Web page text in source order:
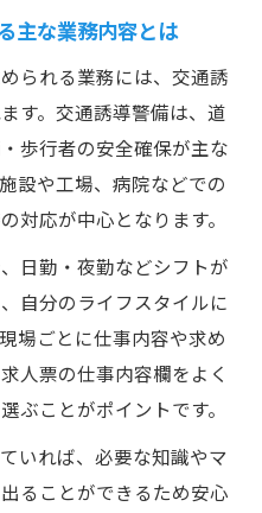
く警備の給与体系
しやすい警備職の特徴
備求人で安定収入
きる警備業務のポイン
る体力やスキルを解説
ための警備求人選び
る警備職のやりがい
ークが警備現場の魅力
主な業務内容とは
られる業務には、交通誘
す。交通誘導警備は、道
歩行者の安全確保が主な
設や工場、病院などでの
対応が中心となります。
日勤・夜勤などシフトが
自分のライフスタイルに
場ごとに仕事内容や求め
人票の仕事内容欄をよく
ぶことがポイントです。
いれば、必要な知識やマ
ることができるため安心